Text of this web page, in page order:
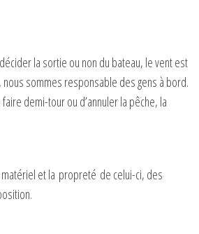
la sortie ou non du bateau, le vent est
sommes responsable des gens à bord.
demi-tour ou d’annuler la pêche, la
et la propreté de celui-ci, des